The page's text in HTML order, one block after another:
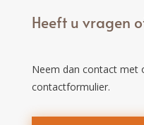
Heeft u vragen
Neem dan contact met
contactformulier.